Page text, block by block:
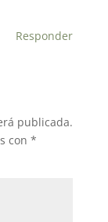
Responder
publicada.
con *